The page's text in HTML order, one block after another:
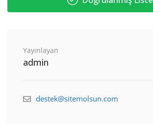
Yayınlayan
admin
destek@sitemolsun.com